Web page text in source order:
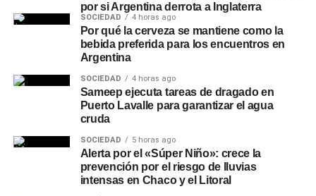
por si Argentina derrota a Inglaterra
SOCIEDAD 4 horas ago
Por qué la cerveza se mantiene como la
bebida preferida para los encuentros en
Argentina
SOCIEDAD 4 horas ago
Sameep ejecuta tareas de dragado en
Puerto Lavalle para garantizar el agua
cruda
SOCIEDAD 5 horas ago
Alerta por el «Súper Niño»: crece la
prevención por el riesgo de lluvias
intensas en Chaco y el Litoral